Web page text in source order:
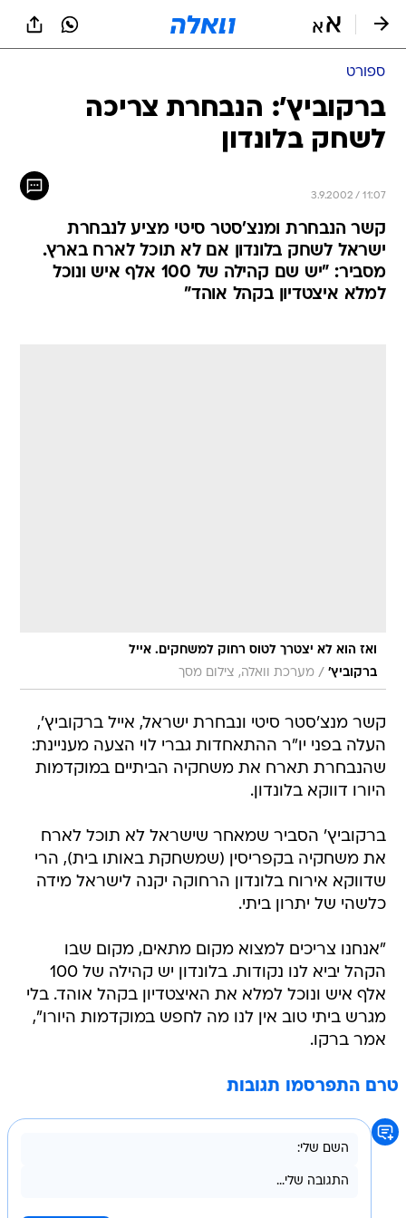
ספורט
ברקוביץ': הנבחרת צריכה
לשחק בלונדון
3.9.2002 / 11:07
קשר הנבחרת ומנצ'סטר סיטי מציע לנבחרת
ישראל לשחק בלונדון אם לא תוכל לארח בארץ.
מסביר: "יש שם קהילה של 100 אלף איש ונוכל
למלא איצטדיון בקהל אוהד"
ואז הוא לא יצטרך לטוס רחוק למשחקים. אייל
ברקוביץ' / מערכת וואלה, צילום מסך
קשר מנצ'סטר סיטי ונבחרת ישראל, אייל ברקוביץ',
העלה בפני יו"ר ההתאחדות גברי לוי הצעה מעניינת:
שהנבחרת תארח את משחקיה הביתיים במוקדמות
היורו דווקא בלונדון.
ברקוביץ' הסביר שמאחר שישראל לא תוכל לארח
את משחקיה בקפריסין (שמשחקת באותו בית), הרי
שדווקא אירוח בלונדון הרחוקה יקנה לישראל מידה
כלשהי של יתרון ביתי.
"אנחנו צריכים למצוא מקום מתאים, מקום שבו
הקהל יביא לנו נקודות. בלונדון יש קהילה של 100
אלף איש ונוכל למלא את האיצטדיון בקהל אוהד. בלי
מגרש ביתי טוב אין לנו מה לחפש במוקדמות היורו",
אמר ברקו.
טרם התפרסמו תגובות